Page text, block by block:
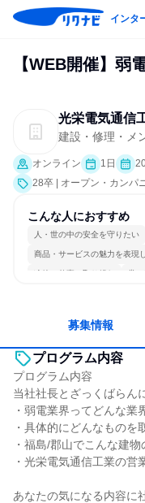
インタ
【WEB開催】弱
光栄電気通信
建設・修理・メ
オンライン 1日
28卒 | オープン・カンパ
こんな人におすすめ
人・世の中の安全を守りたい
商品・サービスの魅力を表現
冷静に仕事に取り組む 常
募集情報
プログラム内容
プログラム内容
当社社長とざっくばらん
・弱電業界ってどんな業
・具体的にどんなものを
・福島/郡山でこんな建物
・光栄電気通信工業の営
あなたの気になる内容に